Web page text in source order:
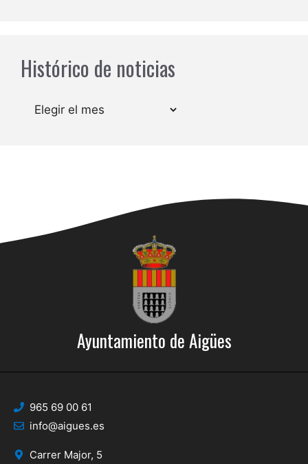
Histórico de noticias
Archivos
Ayuntamiento de Aigües
965 69 00 61
info@aigues.es
Carrer Major, 5